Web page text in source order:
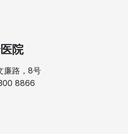
院
廉路，8号
8866